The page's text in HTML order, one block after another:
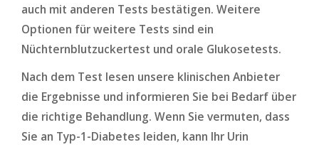
auch mit anderen Tests bestätigen. Weitere
Optionen für weitere Tests sind ein
Nüchternblutzuckertest und orale Glukosetests.
Nach dem Test lesen unsere klinischen Anbieter
die Ergebnisse und informieren Sie bei Bedarf über
die richtige Behandlung. Wenn Sie vermuten, dass
Sie an Typ-1-Diabetes leiden, kann Ihr Urin